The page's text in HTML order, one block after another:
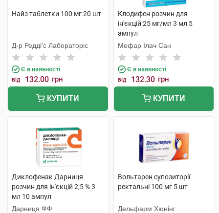
Найз таблетки 100 мг 20 шт
Д-р Редді'с Лабораторіс
Є в наявності
від 132.00 грн
КУПИТИ
Клодифен розчин для
ін'єкцій 25 мг/мл 3 мл 5
ампул
Мефар Ілач Сан
Є в наявності
від 132.30 грн
КУПИТИ
Диклофенак Дарниця
розчин для ін'єкцій 2,5 % 3
мл 10 ампул
Дарниця ФФ
Вольтарен супозиторії
ректальні 100 мг 5 шт
Дельфарм Хюнінг